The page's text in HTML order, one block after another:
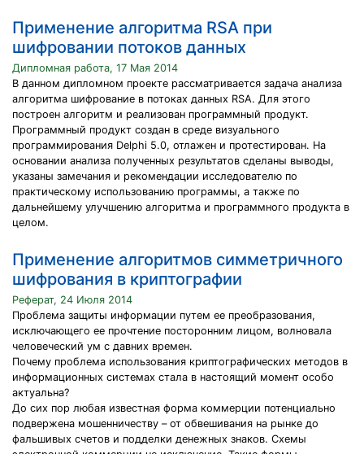
Применение алгоритма RSA при
шифровании потоков данных
Дипломная работа, 17 Мая 2014
В данном дипломном проекте рассматривается задача анализа
алгоритма шифрование в потоках данных RSA. Для этого
построен алгоритм и реализован программный продукт.
Программный продукт создан в среде визуального
программирования Delphi 5.0, отлажен и протестирован. На
основании анализа полученных результатов сделаны выводы,
указаны замечания и рекомендации исследователю по
практическому использованию программы, а также по
дальнейшему улучшению алгоритма и программного продукта в
целом.
Применение алгоритмов симметричного
шифрования в криптографии
Реферат, 24 Июля 2014
Проблема защиты информации путем ее преобразования,
исключающего ее прочтение посторонним лицом, волновала
человеческий ум с давних времен.
Почему проблема использования криптографических методов в
информационных системах стала в настоящий момент особо
актуальна?
До сих пор любая известная форма коммерции потенциально
подвержена мошенничеству – от обвешивания на рынке до
фальшивых счетов и подделки денежных знаков. Схемы